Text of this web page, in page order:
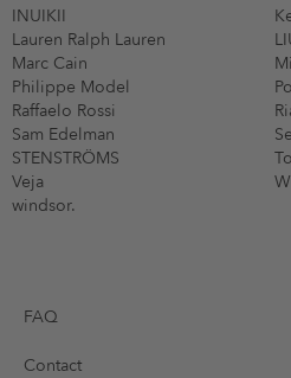
INUIKII
Lauren Ralph Lauren
Marc Cain
Philippe Model
Raffaelo Rossi
Sam Edelman
STENSTRÖMS
Veja
windsor.
FAQ
Contact